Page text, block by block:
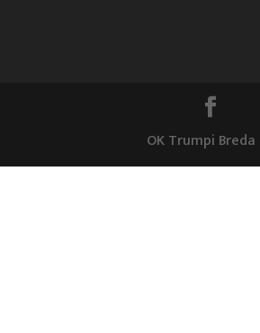
OK Trumpi Breda